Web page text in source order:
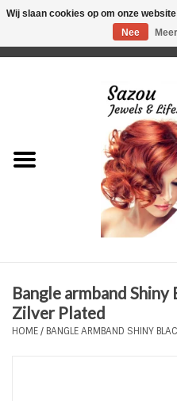
Just for Him
Plus Size Sieraden
Bangle armband Shiny
Zilver Plated
HOME/ BANGLE ARMBAND SHINY
Wij slaan cookies op om onze
Nee